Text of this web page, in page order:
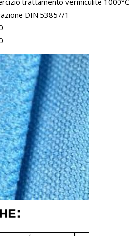
trattamento vermiculite 1000°C
DIN 53857/1